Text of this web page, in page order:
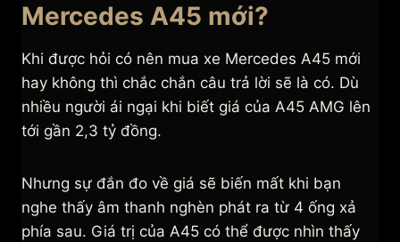
Mercedes A45 mới?
Khi được hỏi có nên mua xe Mercedes A45 mới
hay không thì chắc chắn câu trả lời sẽ là có. Dù
nhiều người ái ngại khi biết giá của A45 AMG lên
tới gần 2,3 tỷ đồng.
Nhưng sự đắn đo về giá sẽ biến mất khi bạn
nghe thấy âm thanh nghèn phát ra từ 4 ống xả
phía sau. Giá trị của A45 có thể được nhìn thấy